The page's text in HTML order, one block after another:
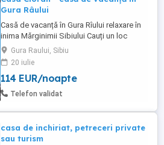
Gura Râului
Casă de vacanță în Gura Rîului relaxare în
inima Mărginimii Sibiului Cauți un loc
liniștit unde să te bucuri de natură și aer
curat? Te așteptăm în Gura Rîului, într-o
casă spațioasă și primitoare, perfectă
pentru familii sau grupuri de prieteni (până
la 8 persoane). Dotări: Bucătărie complet
Gura Raului, Sibiu
20 iulie
114 EUR/noapte
Telefon validat
casa de inchiriat, petreceri private
sau turism